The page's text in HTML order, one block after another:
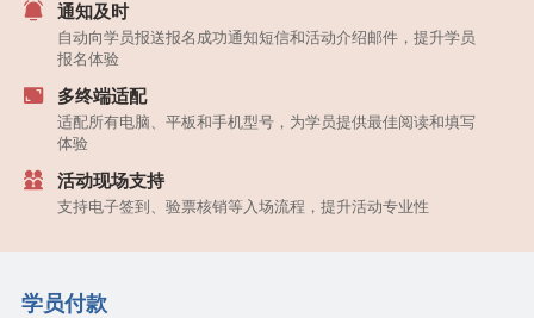
通知及时
自动向学员报送报名成功通知短信和活动介绍邮件，提升学员
报名体验
多终端适配
适配所有电脑、平板和手机型号，为学员提供最佳阅读和填写
体验
活动现场支持
支持电子签到、验票核销等入场流程，提升活动专业性
学员付款